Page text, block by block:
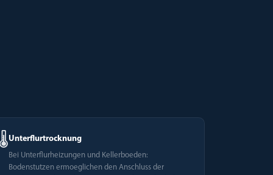
Unterflurtrocknung
Bei Unterflurheizungen und Kellerboeden:
Bodenstutzen ermoeglichen den Anschluss der